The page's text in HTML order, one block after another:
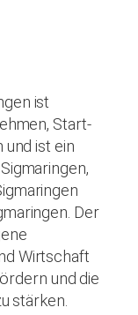
ist
Start-
und ist ein
Der
Wirtschaft
und die
stärken.